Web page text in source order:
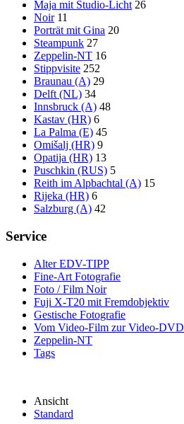
Maja mit Studio-Licht 26
Noir 11
Porträt mit Gina 20
Steampunk 27
Zeppelin-NT 16
Stippvisite 252
Braunau (A) 29
Delft (NL) 34
Innsbruck (A) 48
Kastav (HR) 6
La Palma (E) 45
Omišalj (HR) 9
Opatija (HR) 13
Puschkin (RUS) 5
Reith im Alpbachtal (A) 15
Rijeka (HR) 6
Salzburg (A) 42
Service
Alter EDV-TIPP
Fine-Art Fotografie
Foto / Film Noir
Fuji X-T20 mit Fremdobjektiv
Gestische Fotografie
Vom Video-Film zur Video-DVD
Zeppelin-NT
Tags
Ansicht
Standard